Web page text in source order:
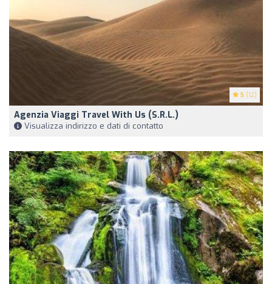
5 (12)
Agenzia Viaggi Travel With Us (S.R.L.)
Visualizza indirizzo e dati di contatto